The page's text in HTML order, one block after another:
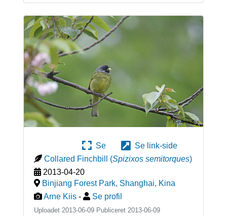
Se
Se link-side
Collared Finchbill
(Spizixos semitorques)
2013-04-20
Binjiang Forest Park, Shanghai, Kina
Arne Kiis - Se profil
Uploadet 2013-06-09 Publiceret 2013-06-09